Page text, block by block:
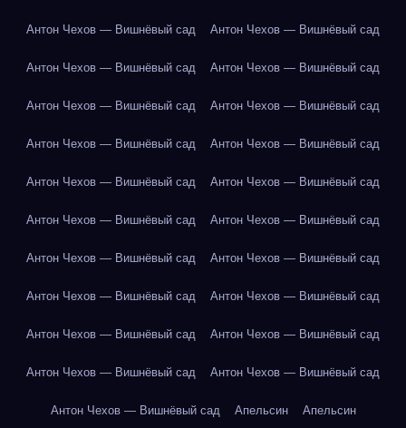
Антон Чехов — Вишнёвый сад Антон Чехов — Вишнёвый сад
Антон Чехов — Вишнёвый сад Антон Чехов — Вишнёвый сад
Антон Чехов — Вишнёвый сад Антон Чехов — Вишнёвый сад
Антон Чехов — Вишнёвый сад Антон Чехов — Вишнёвый сад
Антон Чехов — Вишнёвый сад Антон Чехов — Вишнёвый сад
Антон Чехов — Вишнёвый сад Антон Чехов — Вишнёвый сад
Антон Чехов — Вишнёвый сад Антон Чехов — Вишнёвый сад
Антон Чехов — Вишнёвый сад Антон Чехов — Вишнёвый сад
Антон Чехов — Вишнёвый сад Антон Чехов — Вишнёвый сад
Антон Чехов — Вишнёвый сад Антон Чехов — Вишнёвый сад
Антон Чехов — Вишнёвый сад Апельсин Апельсин